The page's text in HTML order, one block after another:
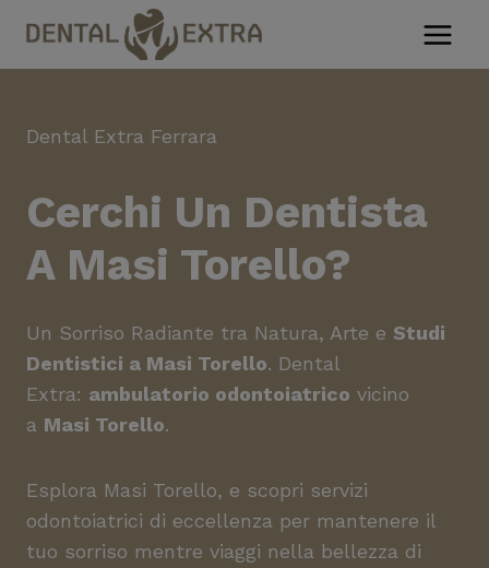
contenuto
Dental Extra Ferrara
Cerchi Un Dentista
A Masi Torello?
Un Sorriso Radiante tra Natura, Arte e Studi
Dentistici a Masi Torello. Dental
Extra: ambulatorio odontoiatrico vicino
a Masi Torello.
Esplora Masi Torello, e scopri servizi
odontoiatrici di eccellenza per mantenere il
tuo sorriso mentre viaggi nella bellezza di